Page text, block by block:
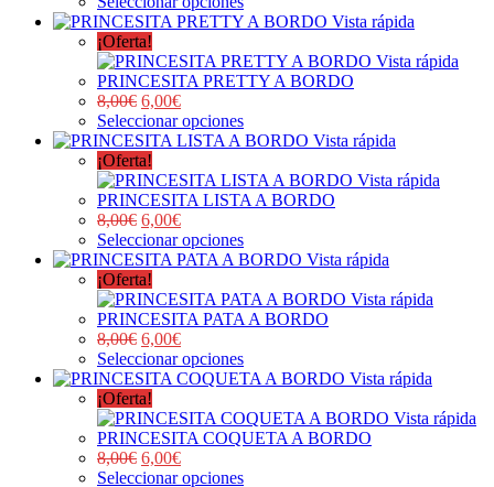
Vista rápida
¡Oferta!
Vista rápida
PRINCESITA PRETTY A BORDO
8,00€ 6,00€
Seleccionar opciones
Vista rápida
¡Oferta!
Vista rápida
PRINCESITA LISTA A BORDO
8,00€ 6,00€
Seleccionar opciones
Vista rápida
¡Oferta!
Vista rápida
PRINCESITA PATA A BORDO
8,00€ 6,00€
Seleccionar opciones
Vista rápida
¡Oferta!
Vista rápida
PRINCESITA COQUETA A BORDO
8,00€ 6,00€
Seleccionar opciones